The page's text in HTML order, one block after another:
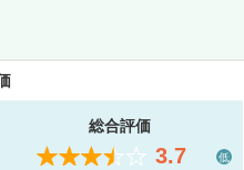
総合評価
3.7